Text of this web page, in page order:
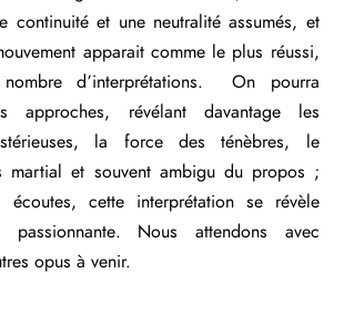
continuité et une neutralité assumés, et
apparait comme le plus réussi,
d’interprétations. On pourra
approches, révélant davantage les
la force des ténèbres, le
martial et souvent ambigu du propos ;
cette interprétation se révèle
passionnante. Nous attendons avec
opus à venir.